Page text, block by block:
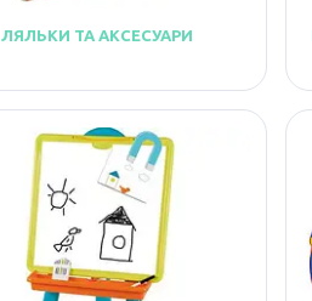
ЛЯЛЬКИ ТА АКСЕСУАРИ